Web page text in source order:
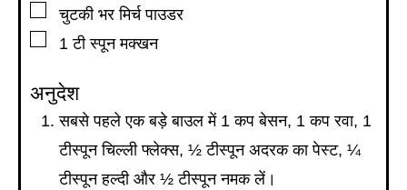
▢
चुटकी भर मिर्च पाउडर
▢
1 टी स्पूनमक्खन
अनुदेश
सबसे पहले एक बड़े बाउल में 1 कप बेसन, 1 कप रवा, 1
टीस्पून चिल्ली फ्लेक्स, ½ टीस्पून अदरक का पेस्ट, ¼
टीस्पून हल्दी और ½ टीस्पून नमक लें।